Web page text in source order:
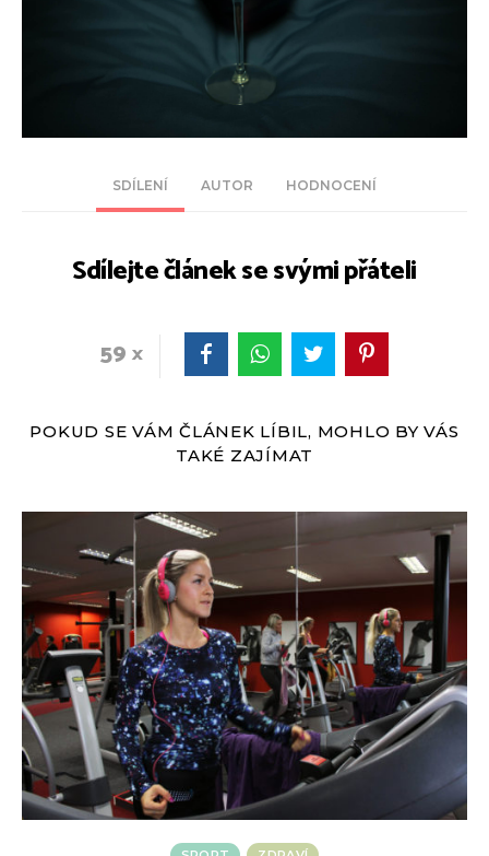
SDÍLENÍ AUTOR HODNOCENÍ
Sdílejte článek se svými přáteli
59
POKUD SE VÁM ČLÁNEK LÍBIL, MOHLO BY VÁS
TAKÉ ZAJÍMAT